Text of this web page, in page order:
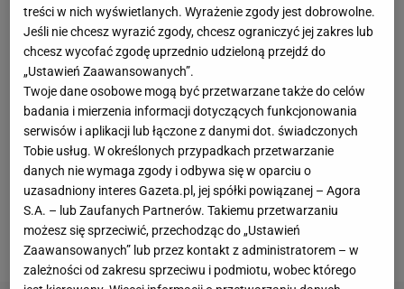
Magazyn.Sport.pl na Euro. Świetni autorzy, mocne
teksty, ciekawe tematy - trochę o piłce, a trochę
wokół niej. Usiądźcie wygodnie i poczytajcie
Magazyn.Sport.pl.
***
Mariusz Pudzianowski,jak to ma w zwyczaju
wcześnie rano, ale tym razem nie udał się na pole
czy do siłowni, a na Dworzec Centralny w
Warszawie. Wydawało się, że postanowił wraz z
kibicami jechać nameczPolska- Austria w Berlinie.
treści w nich wyświetlanych. Wyrażenie zgody jest dobrowolne.
Jeśli nie chcesz wyrazić zgody, chcesz ograniczyć jej zakres lub
chcesz wycofać zgodę uprzednio udzieloną przejdź do
„Ustawień Zaawansowanych”.
Twoje dane osobowe mogą być przetwarzane także do celów
badania i mierzenia informacji dotyczących funkcjonowania
serwisów i aplikacji lub łączone z danymi dot. świadczonych
Tobie usług. W określonych przypadkach przetwarzanie
danych nie wymaga zgody i odbywa się w oparciu o
uzasadniony interes Gazeta.pl, jej spółki powiązanej – Agora
S.A. – lub Zaufanych Partnerów. Takiemu przetwarzaniu
możesz się sprzeciwić, przechodząc do „Ustawień
Zaawansowanych” lub przez kontakt z administratorem – w
zależności od zakresu sprzeciwu i podmiotu, wobec którego